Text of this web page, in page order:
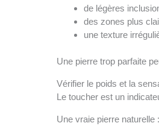
de légères
des zones plus
une texture
Une pierre trop parfaite
Vérifier le poids et la
Le toucher est un
Une vraie pierre naturelle :